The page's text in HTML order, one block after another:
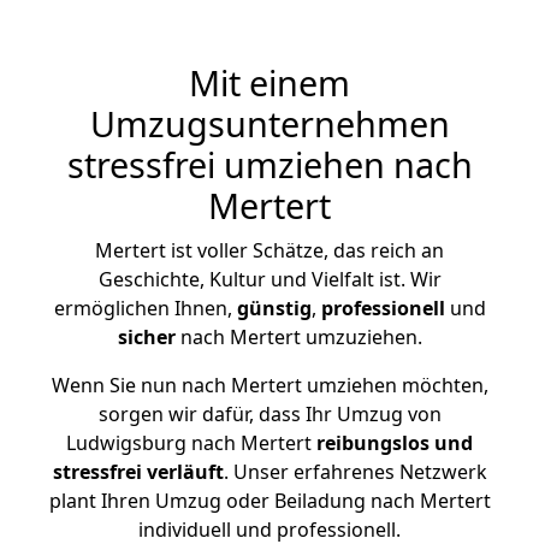
Mit einem
Umzugsunternehmen
stressfrei umziehen nach
Mertert
Mertert ist voller Schätze, das reich an
Geschichte, Kultur und Vielfalt ist. Wir
ermöglichen Ihnen, günstig, professionell und
sichernach Mertert umzuziehen.
Wenn Sie nun nach Mertert umziehen möchten,
sorgen wir dafür, dass Ihr Umzug von
Ludwigsburg nach Mertert reibungslos und
stressfrei verläuft. Unser erfahrenes Netzwerk
plant Ihren Umzug oder Beiladung nach Mertert
individuell und professionell.